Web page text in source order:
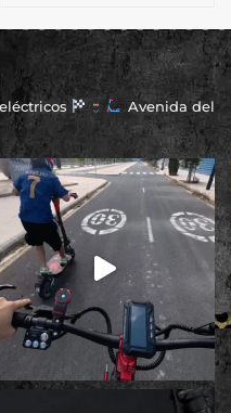
Avenida del